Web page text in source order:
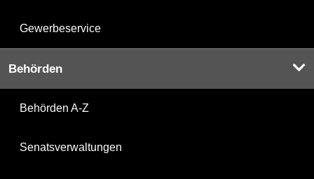
Gewerbeservice
Behörden
Behörden A-Z
Senatsverwaltungen